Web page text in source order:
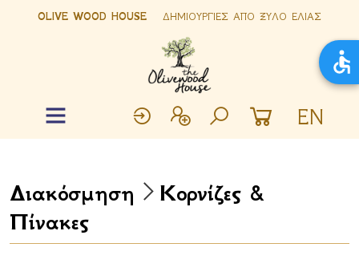
OLIVE WOOD HOUSE ΔΗΜΙΟΥΡΓΙΕΣ ΑΠΟ ΞΥΛΟ ΕΛΙΑΣ
EN
Διακόσμηση
Κορνίζες &
Πίνακες